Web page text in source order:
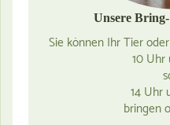
Unsere
Sie können Ihr Tier
10 Uhr
14 Uhr
bringen